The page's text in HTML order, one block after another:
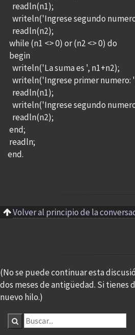
readln(n1);
writeln('Ingrese segundo
readln(n2);
while (n1 <> 0) or (n2 <> 0) do
begin
writeln('La suma es ', n1+n2);
writeln('Ingrese primer numero:
readln(n1);
writeln('Ingrese segundo
readln(n2);
end;
readln;
end.
Volver al principio de la
(No se puede continuar esta
dos meses de antigüedad. Si tienes
nuevo hilo.)